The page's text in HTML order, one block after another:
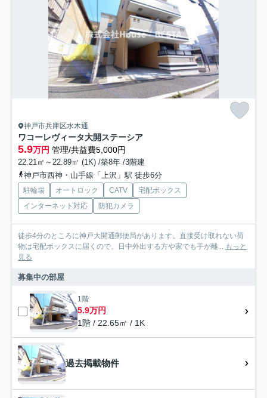
神戸市兵庫区水木通
ワコーレヴィータ大開ステーシア
5.9万円 管理/共益費5,000円
22.21㎡～22.89㎡ (1K) /築8年 /3階建
神戸市西神・山手線「上沢」駅 徒歩6分
駐輪場 オートロック CATV
宅配ボックス
インターネット対応
防犯カメラ
徒歩4分のところに神戸大開通郵便局があります。直接受け取れない荷
物は宅配ボックスに届くので、日中外出する方や家でも手が離... もっと
見る
募集中の部屋
1階
5.9万円
1階 / 22.65㎡ / 1K
過去掲載物件